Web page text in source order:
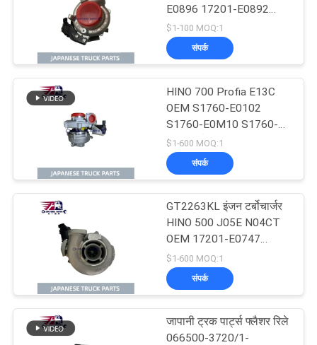
E0896 17201-E0892
17201-E0893 के लिए
आफ्टरमार्केट ट्रक पार्ट्स इंजन
टर्बोचार्जर
$1-100 MOQ:1
संपर्क
HINO 700 Profia E13C
OEM S1760-E0102
S1760-E0M10 S1760-
E0101 के लिए RHG8 इंजन
टर्बोचार्जर
$1-600 MOQ:1
संपर्क
GT2263KL इंजन टर्बोचार्जर
HINO 500 J05E N04CT
OEM 17201-E0747
17201-E0741 17201-
E0742 के लिए आईएचआई
ब्रांड
$1-600 MOQ:1
संपर्क
जापानी ट्रक पार्ट्स फ्लैशर रिले
066500-3720/1-